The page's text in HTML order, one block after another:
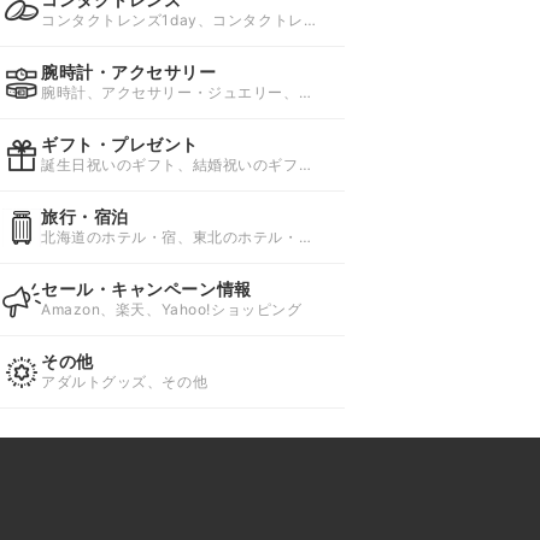
コンタクトレンズ1day、コンタクトレン
腕時計・アクセサリー
腕時計、アクセサリー・ジュエリー、ワ
ギフト・プレゼント
誕生日祝いのギフト、結婚祝いのギフ
旅行・宿泊
北海道のホテル・宿、東北のホテル・
セール・キャンペーン情報
Amazon、楽天、Yahoo!ショッピング
その他
アダルトグッズ、その他